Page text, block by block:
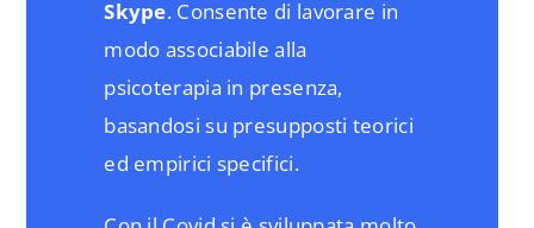
Skype. Consente di lavorare in
modo associabile alla
psicoterapia in presenza,
basandosi su presupposti teorici
ed empirici specifici.